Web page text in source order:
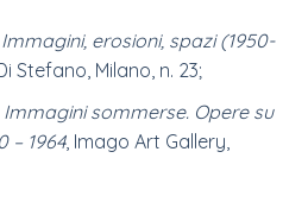
erosioni, spazi (1950-
Stefano, Milano, n. 23;
sommerse. Opere su
– 1964, Imago Art Gallery,